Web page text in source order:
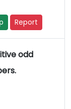
Report
odd